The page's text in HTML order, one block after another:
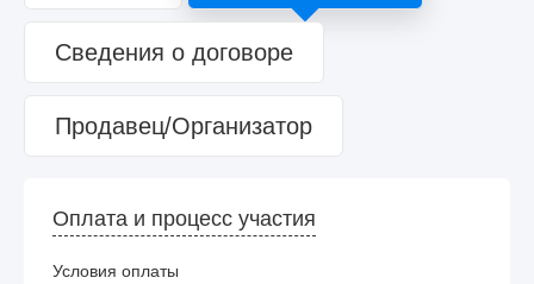
Сведения о договоре
Продавец/Организатор
Оплата и процесс участия
Условия оплаты